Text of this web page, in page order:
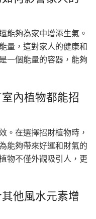
能夠為家中增添生氣。
量，這對家人的健康和
一個能量的容器，能夠
內植物都能招
。在選擇招財植物時，
能夠帶來好運和財氣的
物不僅外觀吸引人，更
他風水元素增